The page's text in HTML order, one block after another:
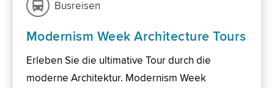
Busreisen
Modernism Week Architecture Tours
Erleben Sie die ultimative Tour durch die
moderne Architektur. Modernism Week